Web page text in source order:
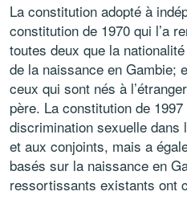
La constitution adopté à
constitution de 1970 qui l’a
toutes deux que la
de la naissance en Gambie;
ceux qui sont nés à
père. La constitution de
discrimination sexuelle
et aux conjoints, mais a
basés sur la naissance en
ressortissants existants ont